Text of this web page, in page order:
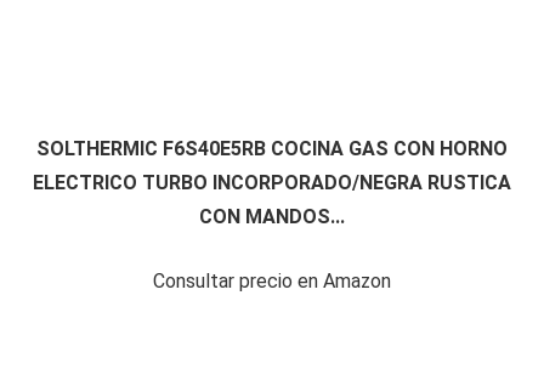
SOLTHERMIC F6S40E5RB COCINA GAS CON HORNO
ELECTRICO TURBO INCORPORADO/NEGRA RUSTICA
CON MANDOS...
Consultar precio en Amazon